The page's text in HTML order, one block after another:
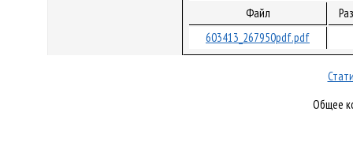
Файл
603413_267950pdf.pdf
Общее